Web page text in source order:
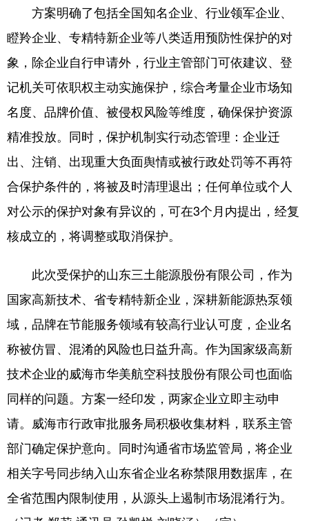
方案明确了包括全国知名企业、行业领军企业、
瞪羚企业、专精特新企业等八类适用预防性保护的对
象，除企业自行申请外，行业主管部门可依建议、登
记机关可依职权主动实施保护，综合考量企业市场知
名度、品牌价值、被侵权风险等维度，确保保护资源
精准投放。同时，保护机制实行动态管理：企业迁
出、注销、出现重大负面舆情或被行政处罚等不再符
合保护条件的，将被及时清理退出；任何单位或个人
对公示的保护对象有异议的，可在3个月内提出，经复
核成立的，将调整或取消保护。
此次受保护的山东三土能源股份有限公司，作为
国家高新技术、省专精特新企业，深耕新能源热泵领
域，品牌在节能服务领域有较高行业认可度，企业名
称被仿冒、混淆的风险也日益升高。作为国家级高新
技术企业的威海市华美航空科技股份有限公司也面临
同样的问题。方案一经印发，两家企业立即主动申
请。威海市行政审批服务局积极收集材料，联系主管
部门确定保护意向。同时沟通省市场监管局，将企业
相关字号同步纳入山东省企业名称禁限用数据库，在
全省范围内限制使用，从源头上遏制市场混淆行为。